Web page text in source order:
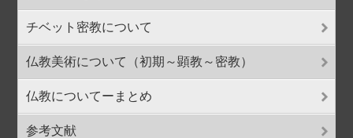
チベット密教について
仏教美術について（初期～顕教～密教）
仏教についてーまとめ
参考文献